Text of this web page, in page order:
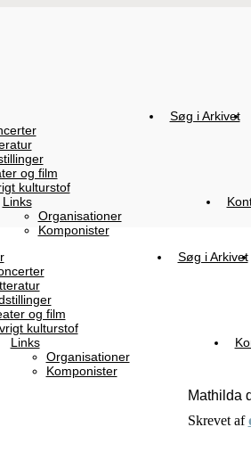
og film
kulturstof
Søg i Arkivet
Links
Organisationer
Komponister
og film
kulturstof
Søg i Arkivet
Links
Organisationer
Komponister
Mathilda
Skrevet af